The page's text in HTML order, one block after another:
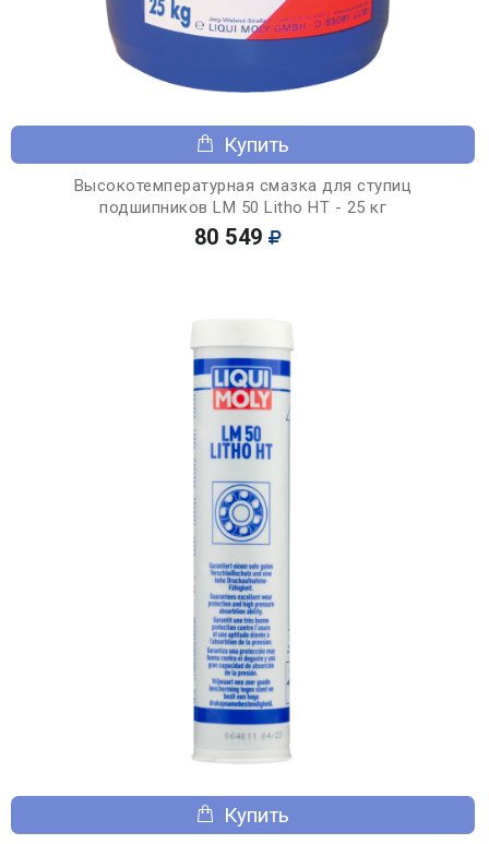
Купить
Высокотемпературная смазка для ступиц
подшипников LM 50 Litho HT - 25 кг
80 549
Купить